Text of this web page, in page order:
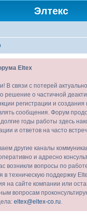
Элтекс
Eltex
В связи с потерей
решение о частичной
регистрации и создания
сообщения. Форум
долгие годы работы здесь
и ответов на часто
другие каналы
и адресно
возникли вопросы по
в техническую поддержку
на сайте компании или
вопросам
eltex@eltex-co.ru.